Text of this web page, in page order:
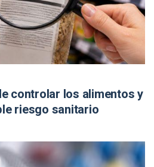
controlar los alimentos y
riesgo sanitario